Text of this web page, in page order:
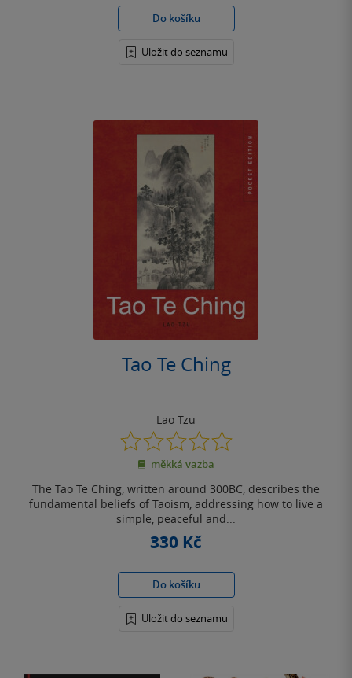
Do košíku
Uložit do seznamu
Tao Te Ching
Lao Tzu
0.0
z
5
měkká vazba
The Tao Te Ching, written around 300BC, describes the
fundamental beliefs of Taoism, addressing how to live a
simple, peaceful and...
330 Kč
Do košíku
Uložit do seznamu